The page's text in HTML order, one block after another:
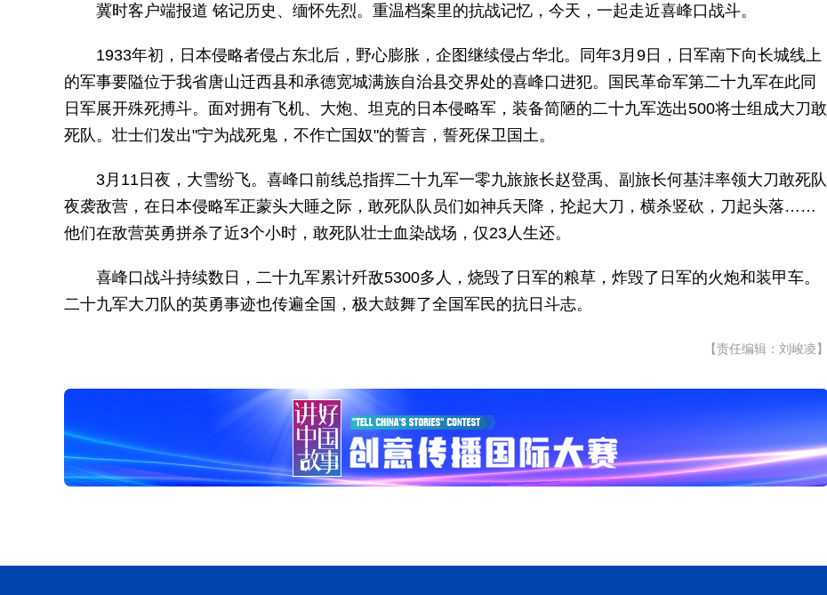
冀时客户端报道 铭记历史、缅怀先烈。重温档案里的抗战记忆，今天，一起走近喜峰口战斗。
1933年初，日本侵略者侵占东北后，野心膨胀，企图继续侵占华北。同年3月9日，日军南下向长城线上
的军事要隘位于我省唐山迁西县和承德宽城满族自治县交界处的喜峰口进犯。国民革命军第二十九军在此同
日军展开殊死搏斗。面对拥有飞机、大炮、坦克的日本侵略军，装备简陋的二十九军选出500将士组成大刀敢
死队。壮士们发出"宁为战死鬼，不作亡国奴"的誓言，誓死保卫国土。
3月11日夜，大雪纷飞。喜峰口前线总指挥二十九军一零九旅旅长赵登禹、副旅长何基沣率领大刀敢死队
夜袭敌营，在日本侵略军正蒙头大睡之际，敢死队队员们如神兵天降，抡起大刀，横杀竖砍，刀起头落……
他们在敌营英勇拼杀了近3个小时，敢死队壮士血染战场，仅23人生还。
喜峰口战斗持续数日，二十九军累计歼敌5300多人，烧毁了日军的粮草，炸毁了日军的火炮和装甲车。
二十九军大刀队的英勇事迹也传遍全国，极大鼓舞了全国军民的抗日斗志。
【责任编辑：刘峻凌】